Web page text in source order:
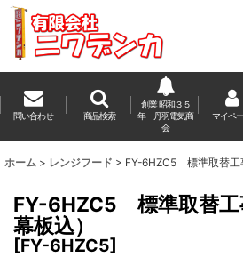
問い合わせ 商品検索
創業 昭和３５
年 丹羽電気商
会
マイペ
ホーム > レンジフード > FY-6HZC5 標準取替工
FY-6HZC5 標準取替工
幕板込）
[FY-6HZC5]